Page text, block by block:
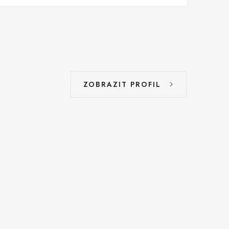
ZOBRAZIT PROFIL